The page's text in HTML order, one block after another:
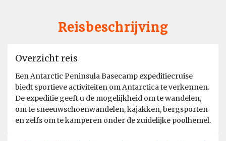
Reisbeschrijving
Overzicht reis
Een Antarctic Peninsula Basecamp expeditiecruise
biedt sportieve activiteiten om Antarctica te verkennen.
De expeditie geeft u de mogelijkheid om te wandelen,
om te sneeuwschoenwandelen, kajakken, bergsporten
en zelfs om te kamperen onder de zuidelijke poolhemel.